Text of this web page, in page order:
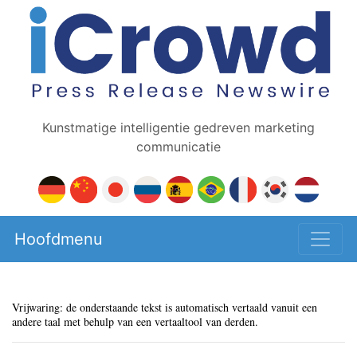
Kunstmatige intelligentie gedreven marketing
communicatie
Hoofdmenu
Vrijwaring: de onderstaande tekst is automatisch vertaald vanuit een
andere taal met behulp van een vertaaltool van derden.